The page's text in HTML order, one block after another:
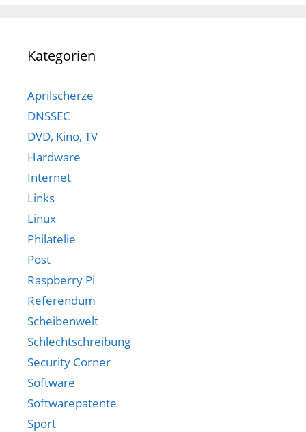
Kategorien
Aprilscherze
DNSSEC
DVD, Kino, TV
Hardware
Internet
Links
Linux
Philatelie
Post
Raspberry Pi
Referendum
Scheibenwelt
Schlechtschreibung
Security Corner
Software
Softwarepatente
Sport